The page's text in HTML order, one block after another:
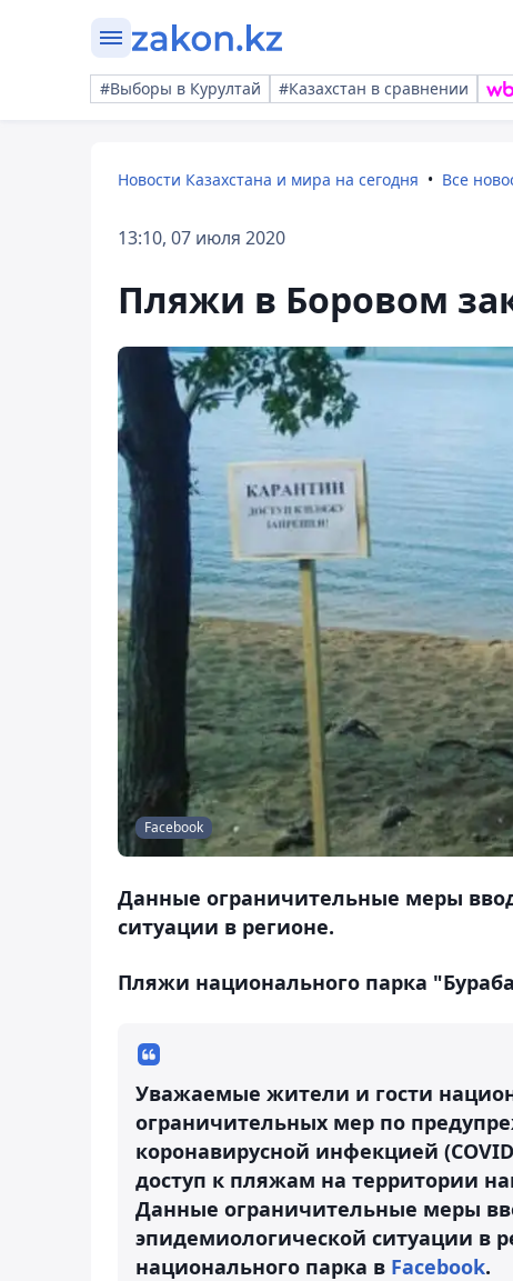
#Выборы в Курултай #Казахстан в сравнении
Новости Казахстана и мира на сегодня Все
13:10, 07 июля 2020
Пляжи в Боровом
Facebook
Данные ограничительные меры
ситуации в регионе.
Пляжи национального парка
Уважаемые жители и гости
ограничительных мер по
коронавирусной инфекцией
доступ к пляжам на территории
Данные ограничительные меры
эпидемиологической ситуации в
национального парка в Facebook.